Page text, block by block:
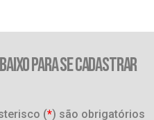
PARA SE CADASTRAR
(*) são obrigatórios